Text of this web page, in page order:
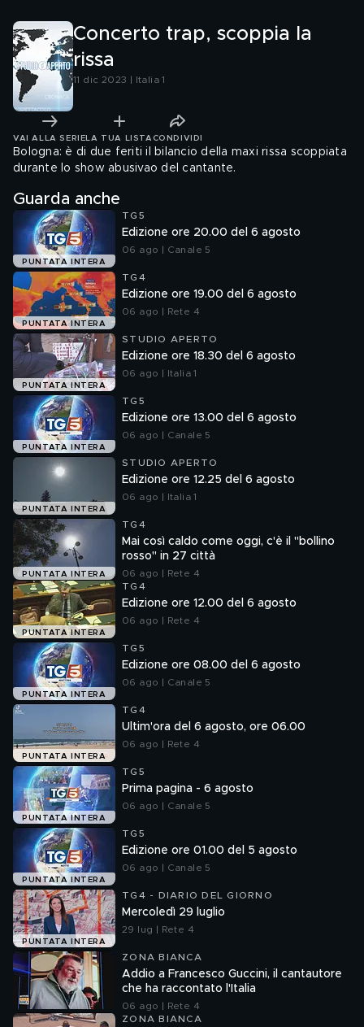
Concerto trap, scoppia la
rissa
11 dic 2023 | Italia 1
VAI ALLA SERIE LA TUA LISTA CONDIVIDI
Bologna: è di due feriti il bilancio della maxi rissa scoppiata
durante lo show abusivao del cantante.
Guarda anche
PUNTATA INTERA
TG5
Edizione ore 20.00 del 6 agosto
06 ago | Canale 5
PUNTATA INTERA
TG4
Edizione ore 19.00 del 6 agosto
06 ago | Rete 4
PUNTATA INTERA
STUDIO APERTO
Edizione ore 18.30 del 6 agosto
06 ago | Italia 1
PUNTATA INTERA
TG5
Edizione ore 13.00 del 6 agosto
06 ago | Canale 5
PUNTATA INTERA
STUDIO APERTO
Edizione ore 12.25 del 6 agosto
06 ago | Italia 1
PUNTATA INTERA
TG4
Mai così caldo come oggi, c'è il "bollino
rosso" in 27 città
06 ago | Rete 4
PUNTATA INTERA
TG4
Edizione ore 12.00 del 6 agosto
06 ago | Rete 4
PUNTATA INTERA
TG5
Edizione ore 08.00 del 6 agosto
06 ago | Canale 5
PUNTATA INTERA
TG4
Ultim'ora del 6 agosto, ore 06.00
06 ago | Rete 4
PUNTATA INTERA
TG5
Prima pagina - 6 agosto
06 ago | Canale 5
PUNTATA INTERA
TG5
Edizione ore 01.00 del 5 agosto
06 ago | Canale 5
PUNTATA INTERA
TG4 - DIARIO DEL GIORNO
Mercoledì 29 luglio
29 lug | Rete 4
ZONA BIANCA
Addio a Francesco Guccini, il cantautore
che ha raccontato l'Italia
06 ago | Rete 4
ZONA BIANCA